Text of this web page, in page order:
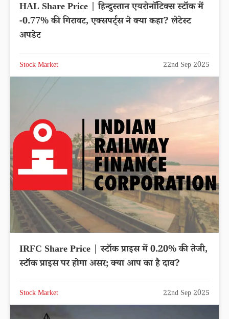
HAL Share Price | हिन्दुस्तान एयरोनाॅटिक्स स्टॉक में
-0.77% की गिरावट, एक्सपर्ट्स ने क्या कहा? लेटेस्ट
अपडेट
Stock Market 22nd Sep 2025
IRFC Share Price | स्टॉक प्राइस में 0.20% की तेजी,
स्टॉक प्राइस पर होगा असर; क्या आप का है दाव?
Stock Market 22nd Sep 2025